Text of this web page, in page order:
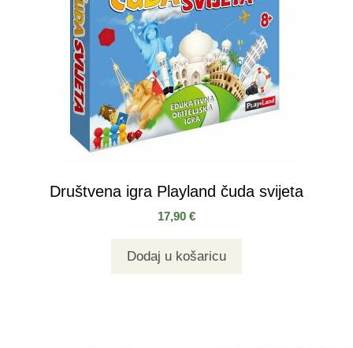
Društvena igra Playland čuda svijeta
17,90 €
Dodaj u košaricu